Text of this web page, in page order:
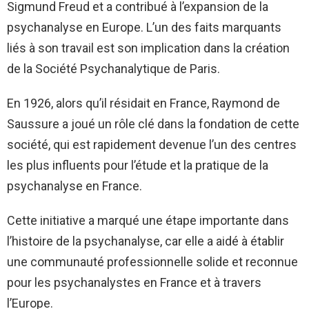
Sigmund Freud et a contribué à l’expansion de la
psychanalyse en Europe. L’un des faits marquants
liés à son travail est son implication dans la création
de la Société Psychanalytique de Paris.
En 1926, alors qu’il résidait en France, Raymond de
Saussure a joué un rôle clé dans la fondation de cette
société, qui est rapidement devenue l’un des centres
les plus influents pour l’étude et la pratique de la
psychanalyse en France.
Cette initiative a marqué une étape importante dans
l’histoire de la psychanalyse, car elle a aidé à établir
une communauté professionnelle solide et reconnue
pour les psychanalystes en France et à travers
l’Europe.